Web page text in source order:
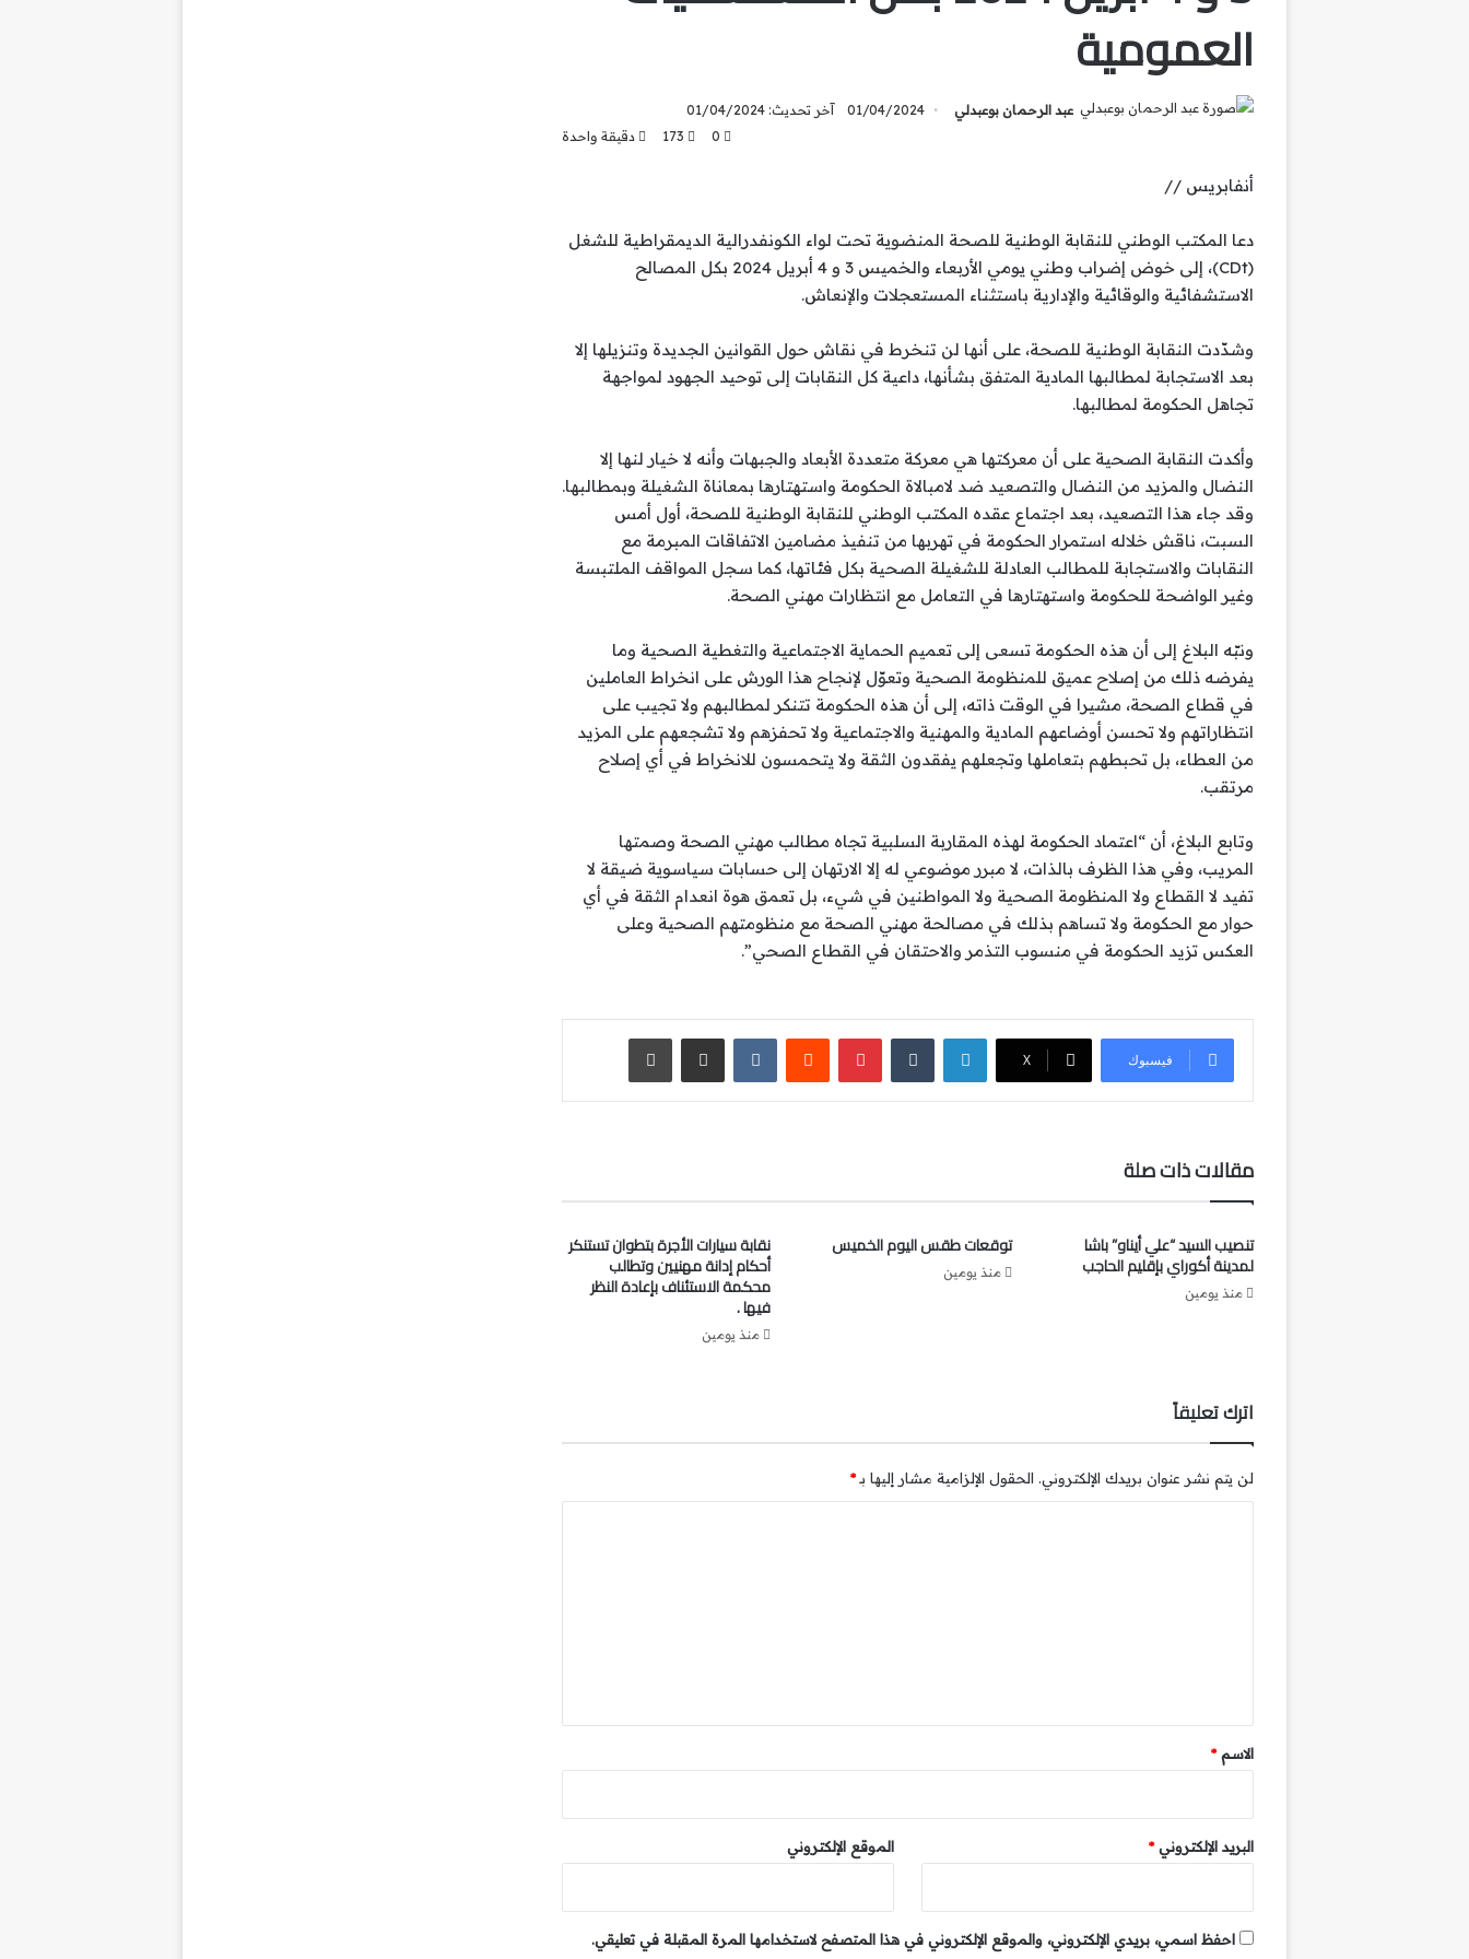
العمومية
عبد الرحمان بوعبدلي 01/04/2024
آخر تحديث: 01/04/2024
0
173 دقيقة واحدة
أنفابريس //
دعا المكتب الوطني للنقابة الوطنية للصحة المنضوية تحت لواء الكونفدرالية الديمقراطية للشغل
(CDt)، إلى خوض إضراب وطني يومي الأربعاء والخميس 3 و 4 أبريل 2024 بكل المصالح
الاستشفائية والوقائية والإدارية باستثناء المستعجلات والإنعاش.
وشدّدت النقابة الوطنية للصحة، على أنها لن تنخرط في نقاش حول القوانين الجديدة وتنزيلها إلا
بعد الاستجابة لمطالبها المادية المتفق بشأنها، داعية كل النقابات إلى توحيد الجهود لمواجهة
تجاهل الحكومة لمطالبها.
وأكدت النقابة الصحية على أن معركتها هي معركة متعددة الأبعاد والجبهات وأنه لا خيار لنها إلا
النضال والمزيد من النضال والتصعيد ضد لامبالاة الحكومة واستهتارها بمعاناة الشغيلة وبمطالبها.
وقد جاء هذا التصعيد، بعد اجتماع عقده المكتب الوطني للنقابة الوطنية للصحة، أول أمس
السبت، ناقش خلاله استمرار الحكومة في تهربها من تنفيذ مضامين الاتفاقات المبرمة مع
النقابات والاستجابة للمطالب العادلة للشغيلة الصحية بكل فئاتها، كما سجل المواقف الملتبسة
وغير الواضحة للحكومة واستهتارها في التعامل مع انتظارات مهني الصحة.
ونبّه البلاغ إلى أن هذه الحكومة تسعى إلى تعميم الحماية الاجتماعية والتغطية الصحية وما
يفرضه ذلك من إصلاح عميق للمنظومة الصحية وتعوّل لإنجاح هذا الورش على انخراط العاملين
في قطاع الصحة، مشيرا في الوقت ذاته، إلى أن هذه الحكومة تتنكر لمطالبهم ولا تجيب على
انتظاراتهم ولا تحسن أوضاعهم المادية والمهنية والاجتماعية ولا تحفزهم ولا تشجعهم على المزيد
من العطاء، بل تحبطهم بتعاملها وتجعلهم يفقدون الثقة ولا يتحمسون للانخراط في أي إصلاح
مرتقب.
وتابع البلاغ، أن “اعتماد الحكومة لهذه المقاربة السلبية تجاه مطالب مهني الصحة وصمتها
المريب، وفي هذا الظرف بالذات، لا مبرر موضوعي له إلا الارتهان إلى حسابات سياسوية ضيقة لا
تفيد لا القطاع ولا المنظومة الصحية ولا المواطنين في شيء، بل تعمق هوة انعدام الثقة في أي
حوار مع الحكومة ولا تساهم بذلك في مصالحة مهني الصحة مع منظومتهم الصحية وعلى
العكس تزيد الحكومة في منسوب التذمر والاحتقان في القطاع الصحي”.
فيسبوك ‫X
لينكدإن بينتيريست
مقالات ذات صلة
تنصيب السيد “علي أيناو” باشا
لمدينة أكوراي بإقليم الحاجب
منذ يومين
توقعات طقس اليوم الخميس
منذ يومين
نقابة سيارات الأجرة بتطوان تستنكر
أحكام إدانة مهنيين وتطالب
محكمة الاستئناف بإعادة النظر
فيها .
منذ يومين
اترك تعليقاً
لن يتم نشر عنوان بريدك الإلكتروني. الحقول الإلزامية مشار إليها بـ*
*
الاسم*
البريد الإلكتروني* الموقع الإلكتروني
احفظ اسمي، بريدي الإلكتروني، والموقع الإلكتروني في هذا المتصفح لاستخدامها المرة المقبلة في تعليقي.